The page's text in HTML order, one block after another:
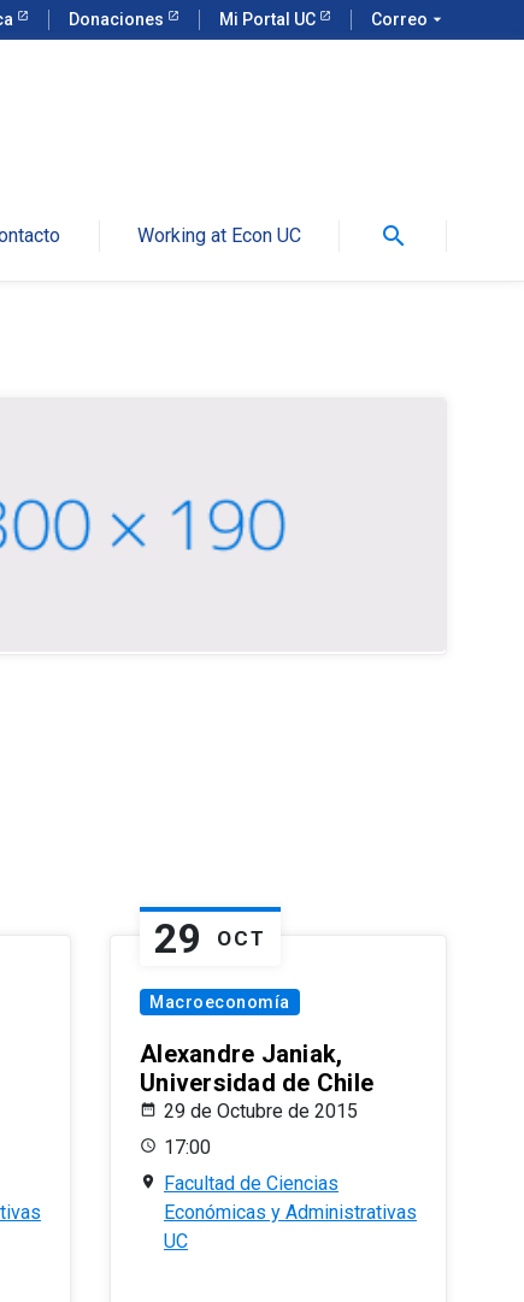
Donaciones Mi Portal UC Correo arrow_drop_down
Working at Econ UC search
29 OCT
Macroeconomía
Alexandre Janiak,
Universidad de Chile
29 de Octubre de 2015
17:00
Facultad de Ciencias
Económicas y Administrativas
UC